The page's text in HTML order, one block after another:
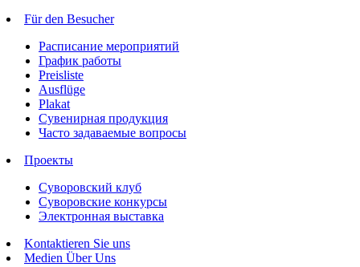
Für den Besucher
Расписание мероприятий
График работы
Preisliste
Ausflüge
Plakat
Сувенирная продукция
Часто задаваемые вопросы
Проекты
Суворовский клуб
Суворовские конкурсы
Электронная выставка
Kontaktieren Sie uns
Medien Über Uns